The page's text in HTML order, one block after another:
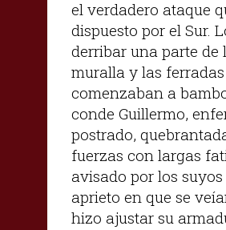
el verdadero ataque
dispuesto por el Sur.
derribar una parte de
muralla y las
comenzaban a
conde Guillermo,
postrado,
fuerzas con largas
avisado por los suyos
aprieto en que se
hizo ajustar su